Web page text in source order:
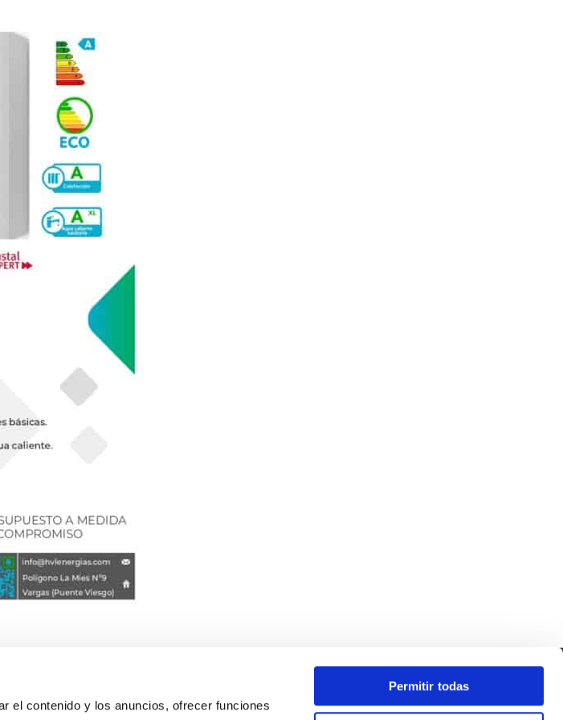
el contenido y los anuncios, ofrecer funciones
Permitir todas